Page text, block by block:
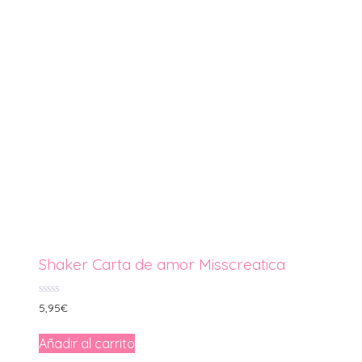
Shaker Carta de amor Misscreatica
0
de
5,95€
Añadir al carrito